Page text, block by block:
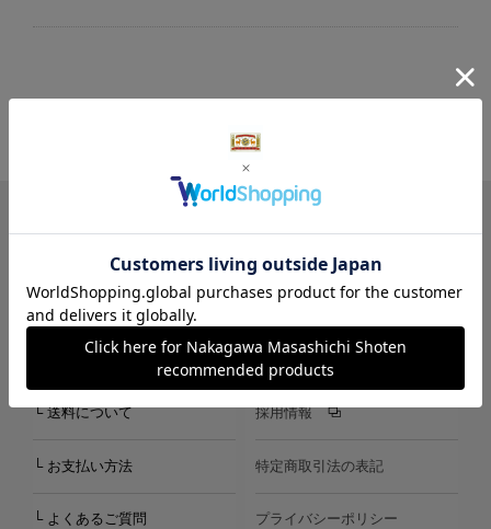
LINE Instagram X Facebook メールマガジン
└ 送料について
└ お支払い方法
└ よくあるご質問
採用情報
特定商取引法の表記
プライバシーポリシー